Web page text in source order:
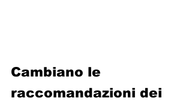
Cambiano le
raccomandazioni dei